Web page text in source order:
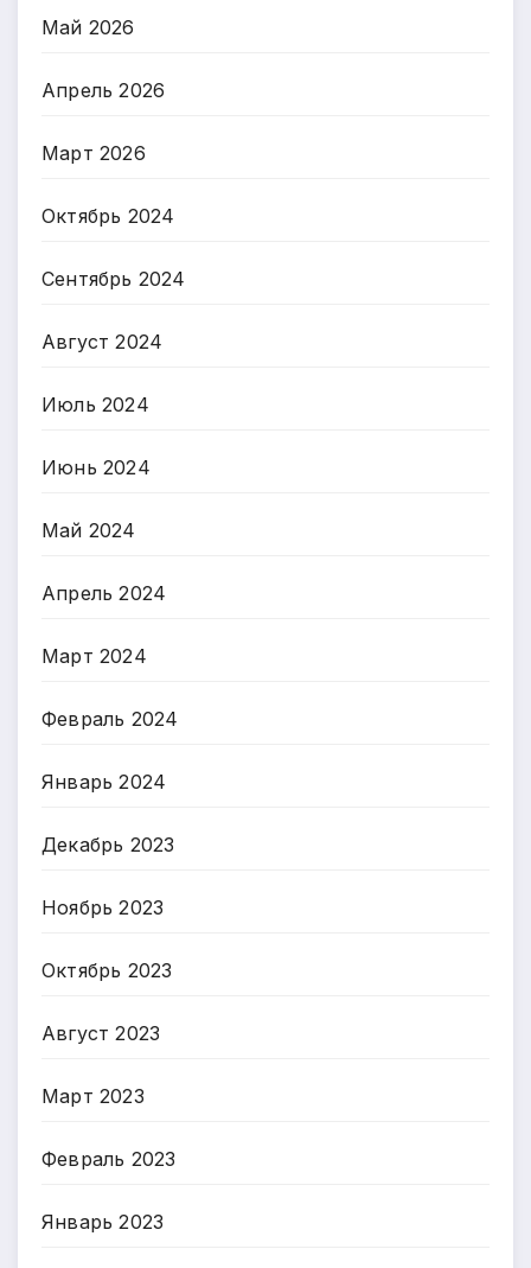
Май 2026
Апрель 2026
Март 2026
Октябрь 2024
Сентябрь 2024
Август 2024
Июль 2024
Июнь 2024
Май 2024
Апрель 2024
Март 2024
Февраль 2024
Январь 2024
Декабрь 2023
Ноябрь 2023
Октябрь 2023
Август 2023
Март 2023
Февраль 2023
Январь 2023